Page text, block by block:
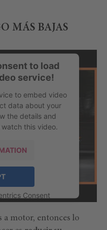
MÁS BAJAS
to load
service!
to embed video
data about your
the details and
this video.
Consent
a motor, entonces lo